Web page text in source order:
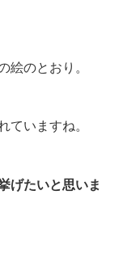
絵のとおり。
ていますね。
げたいと思いま